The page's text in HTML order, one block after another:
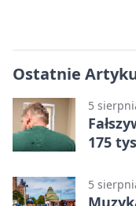
Ostatnie
5
175
5